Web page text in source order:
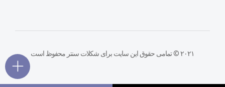
۲۰۲۱ © تمامی حقوق این سایت برای شکلات سنتر محفوظ است